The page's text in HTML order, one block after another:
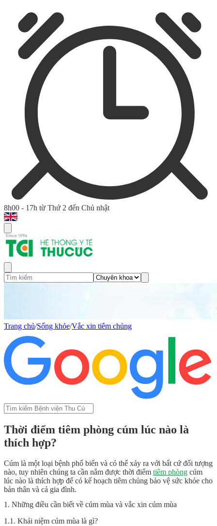
8h00 - 17h từ Thứ 2 đến Chủ nhật
Trang chủ/Sống khỏe/Vắc xin tiêm chủng
Thời điểm tiêm phòng cúm lúc nào là
thích hợp?
Cúm là một loại bệnh phổ biến và có thể xảy ra với bất cứ đối tượng
nào, tuy nhiên chúng ta cần nắm được thời điểm tiêm phòng cúm
lúc nào là thích hợp để có kế hoạch tiêm chủng bảo vệ sức khỏe cho
bản thân và cả gia đình.
1. Những điều cần biết về cúm mùa và vắc xin cúm mùa
1.1. Khái niệm cúm mùa là gì?